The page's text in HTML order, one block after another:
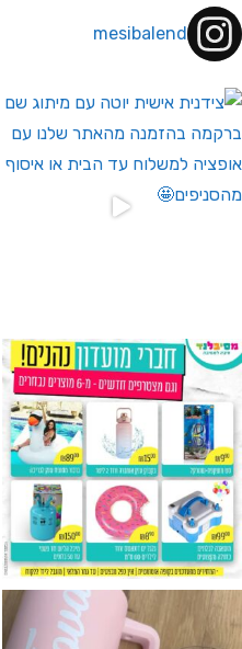
mesibalend
לחברי מועדון ומצטרפים חדשים🤍
מין העובר רק במסיבלנד !! קיים
מטף לגילוי מין העובר חזר למלא